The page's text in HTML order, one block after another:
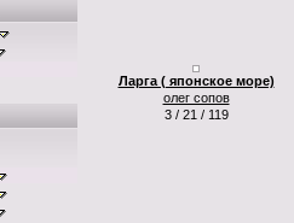
Ларга ( японское море)
олег сопов
3 / 21 / 119